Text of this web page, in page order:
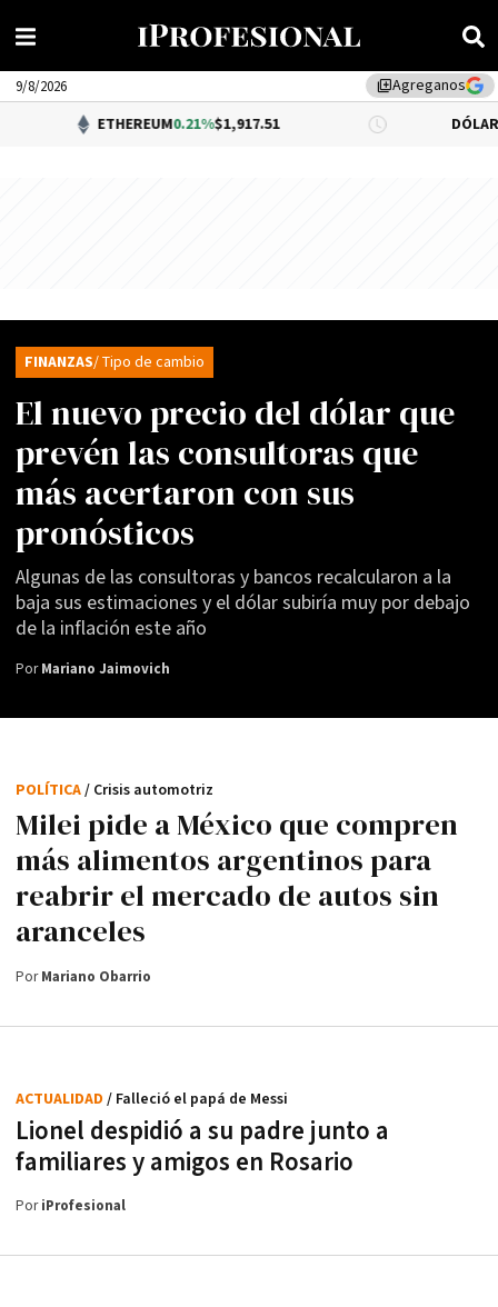
library_addAgreganos
9/8/2026
ETHEREUM0.21%$1,917.51 DÓLAR BNA
El nuevo precio del dólar que
prevén las consultoras que
más acertaron con sus
pronósticos
Algunas de las consultoras y bancos recalcularon a la
baja sus estimaciones y el dólar subiría muy por debajo
de la inflación este año
FINANZAS/ Tipo de cambio
PorMariano Jaimovich
Milei pide a México que compren
más alimentos argentinos para
reabrir el mercado de autos sin
aranceles
POLÍTICA/ Crisis automotriz
PorMariano Obarrio
Lionel despidió a su padre junto a
familiares y amigos en Rosario
ACTUALIDAD / Falleció el papá de Messi
PoriProfesional